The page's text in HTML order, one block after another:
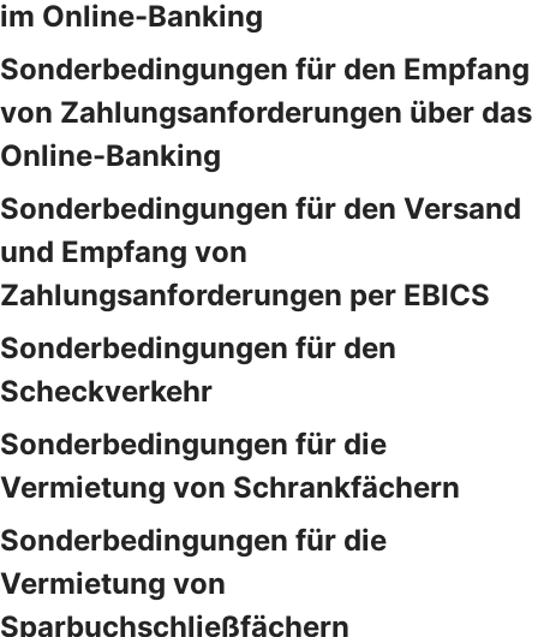
im Online-Banking
Sonderbedingungen für den Empfang
von Zahlungsanforderungen über das
Online-Banking
Sonderbedingungen für den Versand
und Empfang von
Zahlungsanforderungen per EBICS
Sonderbedingungen für den
Scheckverkehr
Sonderbedingungen für die
Vermietung von Schrankfächern
Sonderbedingungen für die
Vermietung von
Sparbuchschließfächern